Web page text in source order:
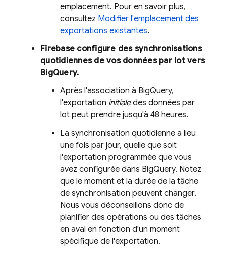
emplacement. Pour en savoir plus,
consultez Modifier l'emplacement des
exportations existantes.
Firebase configure des synchronisations
quotidiennes de vos données par lot vers
BigQuery.
Après l'association à BigQuery,
l'exportation initialedes données par
lot peut prendre jusqu'à 48 heures.
La synchronisation quotidienne a lieu
une fois par jour, quelle que soit
l'exportation programmée que vous
avez configurée dans BigQuery. Notez
que le moment et la durée de la tâche
de synchronisation peuvent changer.
Nous vous déconseillons donc de
planifier des opérations ou des tâches
en aval en fonction d'un moment
spécifique de l'exportation.